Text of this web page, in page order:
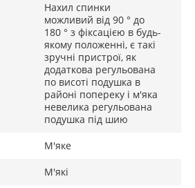
Нахил спинки
можливий від 90 ° до
180 ° з фіксацією в будь-
якому положенні, є такі
зручні пристрої, як
додаткова регульована
по висоті подушка в
районі попереку і м'яка
невелика регульована
подушка під шию
М'яке
М'які